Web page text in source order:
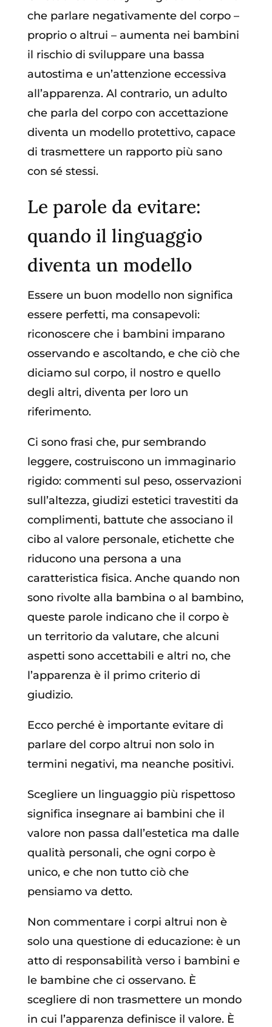
che parlare negativamente del corpo –
proprio o altrui – aumenta nei bambini
il rischio di sviluppare una bassa
autostima e un’attenzione eccessiva
all’apparenza. Al contrario, un adulto
che parla del corpo con accettazione
diventa un modello protettivo, capace
di trasmettere un rapporto più sano
con sé stessi.
Le parole da evitare:
quando il linguaggio
diventa un modello
Essere un buon modello non significa
essere perfetti, ma consapevoli:
riconoscere che i bambini imparano
osservando e ascoltando, e che ciò che
diciamo sul corpo, il nostro e quello
degli altri, diventa per loro un
riferimento.
Ci sono frasi che, pur sembrando
leggere, costruiscono un immaginario
rigido: commenti sul peso, osservazioni
sull’altezza, giudizi estetici travestiti da
complimenti, battute che associano il
cibo al valore personale, etichette che
riducono una persona a una
caratteristica fisica. Anche quando non
sono rivolte alla bambina o al bambino,
queste parole indicano che il corpo è
un territorio da valutare, che alcuni
aspetti sono accettabili e altri no, che
l’apparenza è il primo criterio di
giudizio.
Ecco perché è importante evitare di
parlare del corpo altrui non solo in
termini negativi, ma neanche positivi.
Scegliere un linguaggio più rispettoso
significa insegnare ai bambini che il
valore non passa dall’estetica ma dalle
qualità personali, che ogni corpo è
unico, e che non tutto ciò che
pensiamo va detto.
Non commentare i corpi altrui non è
solo una questione di educazione: è un
atto di responsabilità verso i bambini e
le bambine che ci osservano. È
scegliere di non trasmettere un mondo
in cui l’apparenza definisce il valore. È